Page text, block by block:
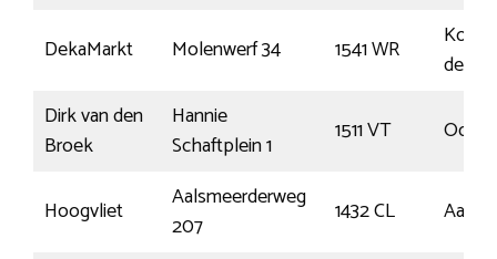
DekaMarkt Molenwerf 34 1541 WR
Koog
de
Dirk van den
Broek
Hannie
Schaftplein 1
1511 VT
Hoogvliet
Aalsmeerderweg
207
1432 CL